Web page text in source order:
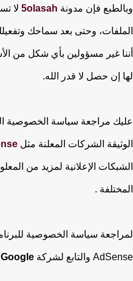
وبالطبع فإن مدونة 5olasah لا
الملفات، وحتى بعد سماحك
أننا غير مسؤولين بأي شكل من
لها إن حصل لا قدر الله.
عليك مراجعة سياسة الخصوصية
الوثيقة الشركات المعلنة مثل
الشبكات الإعلانية لمزيد من
المختلفة .
AdSense والتابع لشركة Google